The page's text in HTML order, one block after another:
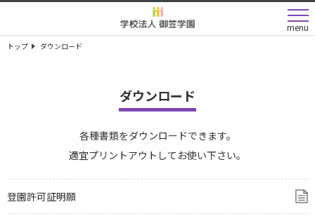
menu
トップ ダウンロード
ダウンロード
各種書類をダウンロードできます。
適宜プリントアウトしてお使い下さい。
登園許可証明願